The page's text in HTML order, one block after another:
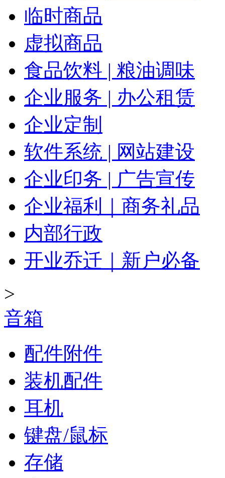
临时商品
虚拟商品
食品饮料 | 粮油调味
企业服务 | 办公租赁
企业定制
软件系统 | 网站建设
企业印务 | 广告宣传
企业福利｜商务礼品
内部行政
开业乔迁｜新户必备
>
音箱
配件附件
装机配件
耳机
键盘/鼠标
存储